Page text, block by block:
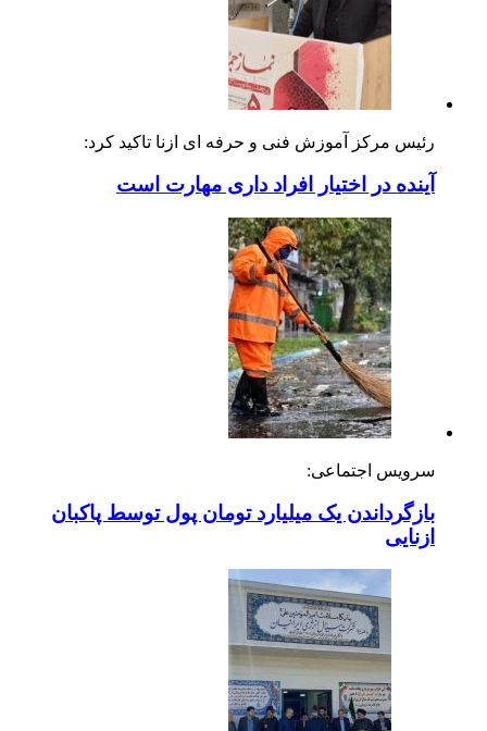
رئیس مرکز آموزش فنی و حرفه ای ازنا تاکید کرد:
آینده در اختیار افراد داری مهارت است
سرویس اجتماعی:
بازگرداندن یک میلیارد تومان پول توسط پاکبان
ازنایی